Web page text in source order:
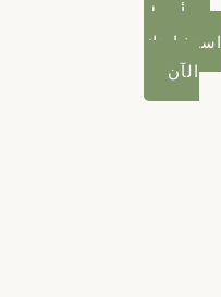
أرسل
استشارتك
الآن